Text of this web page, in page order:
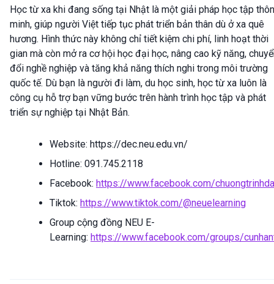
Học từ xa khi đang sống tại Nhật là một giải pháp học tập
minh, giúp người Việt tiếp tục phát triển bản thân dù ở xa quê
hương. Hình thức này không chỉ tiết kiệm chi phí, linh hoạt thời
gian mà còn mở ra cơ hội học đại học, nâng cao kỹ năng,
đổi nghề nghiệp và tăng khả năng thích nghi trong môi trường
quốc tế. Dù bạn là người đi làm, du học sinh, học từ xa luôn là
công cụ hỗ trợ bạn vững bước trên hành trình học tập và phát
triển sự nghiệp tại Nhật Bản.
Website: https://dec.neu.edu.vn/
Hotline: 091.745.2118
Facebook: https://www.facebook.com/
Tiktok: https://www.tiktok.com/@neuelearning
Group cộng đồng NEU E-
Learning: https://www.facebook.com/groups/